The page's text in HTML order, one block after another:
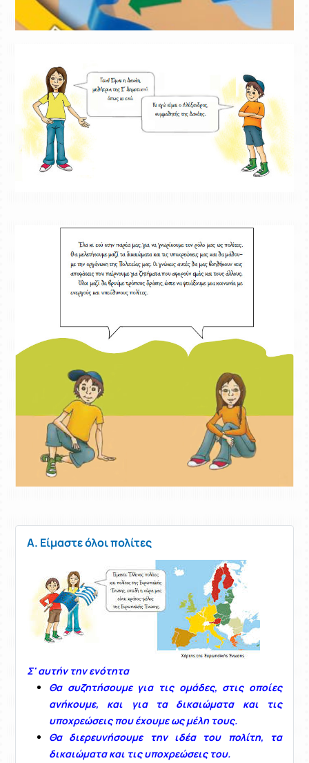
Α. Είμαστε όλοι πολίτες
Σ' αυτήν την ενότητα
Θα συζητήσουμε για τις ομάδες, στις οποίες
ανήκουμε, και για τα δικαιώματα και τις
υποχρεώσεις που έχουμε ως μέλη τους.
Θα διερευνήσουμε την ιδέα του πολίτη, τα
δικαιώματα και τις υποχρεώσεις του.